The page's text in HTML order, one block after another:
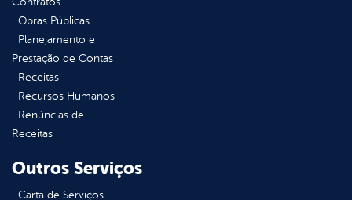
Obras Públicas
Planejamento e
Prestação de Contas
Receitas
Recursos Humanos
Renúncias de
Receitas
Outros Serviços
Carta de Serviços